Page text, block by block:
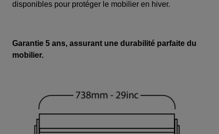
disponibles pour protéger le mobilier en hiver.
Garantie 5 ans, assurant une durabilité parfaite du
mobilier.